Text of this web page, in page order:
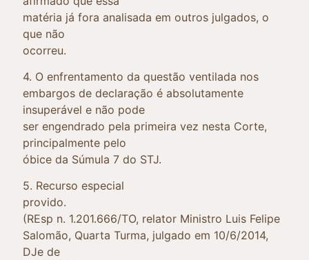
matéria já fora analisada em outros julgados, o
que não
ocorreu.
4. O enfrentamento da questão ventilada nos
embargos de declaração é absolutamente
insuperável e não pode
ser engendrado pela primeira vez nesta Corte,
principalmente pelo
óbice da Súmula 7 do STJ.
5. Recurso especial
provido.
(REsp n. 1.201.666/TO, relator Ministro Luis Felipe
Salomão, Quarta Turma, julgado em 10/6/2014,
DJe de